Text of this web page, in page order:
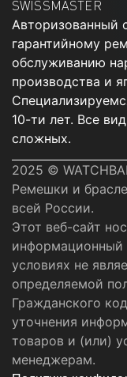
SWISSMASTER
Авторизованный
гарантийному
обслуживанию
производства и
10-ти лет. Все
сложных.
2025 ©
Ремешки и
всей России.
Этот веб-сайт
информационный
условиях не
определяемой
Гражданского
уточнения
товаров и (или)
менеджерам.